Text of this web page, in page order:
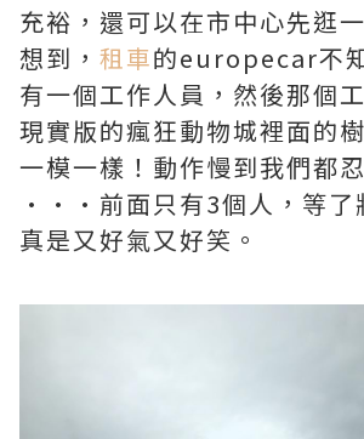
充裕，還可以在市中心先逛
想到， 租車的europecar不
有一個工作人員，然後那個
現實版的瘋狂動物城裡面的
一模一樣！動作慢到我們都
···前面只有3個人，等了
真是又好氣又好笑。